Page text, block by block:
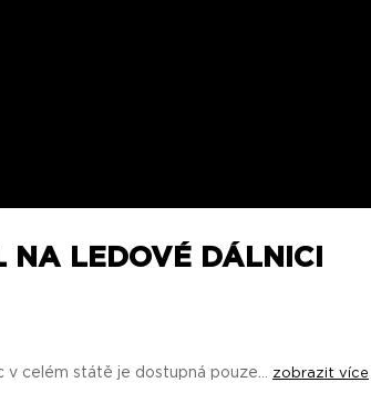
NA LEDOVÉ DÁLNICI
v celém státě je dostupná pouze... zobrazit více